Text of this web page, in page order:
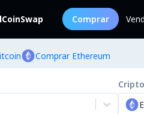
Comprar
Comprar Ethereum